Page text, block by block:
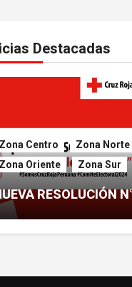
Destacadas
Zona Centro
Zona Norte
Zona Oriente
Zona Sur
RESOLUCIÓN